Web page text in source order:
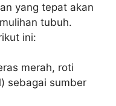
yang tepat akan
tubuh.
ini:
merah, roti
sebagai sumber